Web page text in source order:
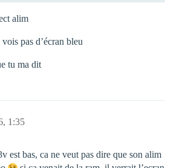
alim
pas d’écran bleu
tu ma dit
1:35
est bas, ca ne veut pas dire que son alim